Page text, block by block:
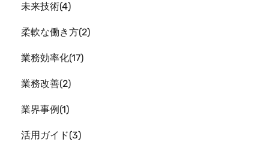
未来技術 4
柔軟な働き方 2
業務効率化 17
業務改善 2
業界事例 1
活用ガイド 3